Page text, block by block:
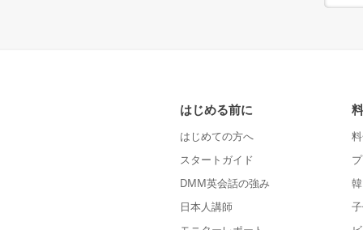
はじめる前に
はじめての方へ
スタートガイド
DMM英会話の強み
日本人講師